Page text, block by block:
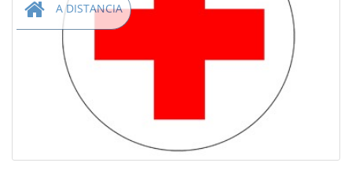
A DISTANCIA